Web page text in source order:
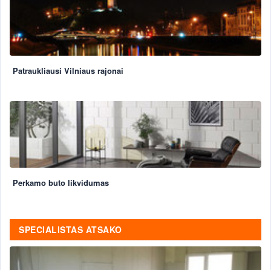
Patraukliausi Vilniaus rajonai
Perkamo buto likvidumas
SPECIALISTAS ATSAKO